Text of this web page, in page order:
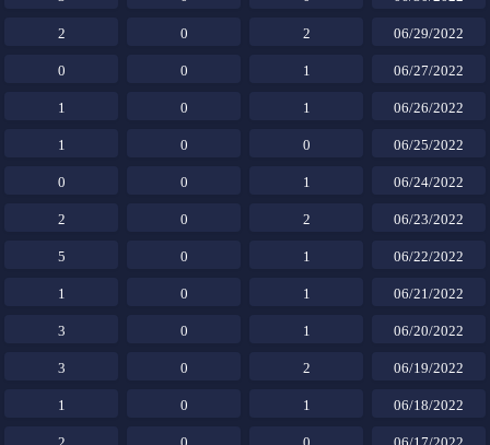
06/29/2022
2
0
2
06/27/2022
1
0
0
06/26/2022
1
0
1
06/25/2022
0
0
1
06/24/2022
1
0
0
06/23/2022
2
0
2
06/22/2022
1
0
5
06/21/2022
1
0
1
06/20/2022
1
0
3
06/19/2022
2
0
3
06/18/2022
1
0
1